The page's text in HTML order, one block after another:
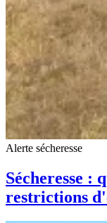
Alerte sécheresse
Sécheresse :
restrictions